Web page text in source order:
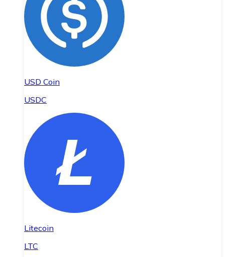
USD Coin
USDC
Litecoin
LTC